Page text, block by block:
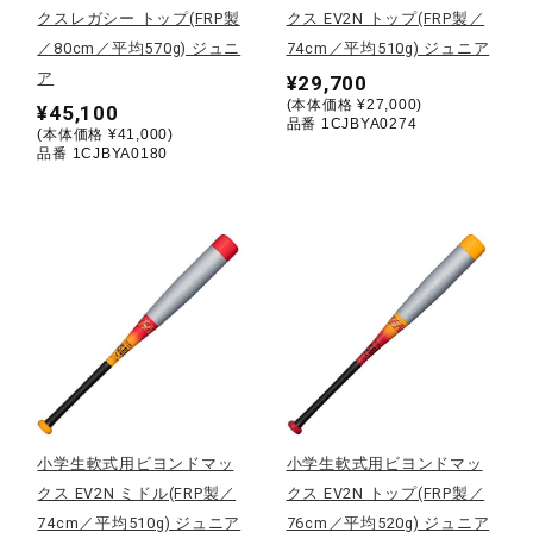
その他
サポート
取扱店一覧
クスレガシー トップ(FRP製
／80cm／平均570g) ジュニ
ア
¥45,100
(本体価格 ¥41,000)
品番 1CJBYA0180
クス EV2N トップ(FRP製／
74cm／平均510g) ジュニア
¥29,700
(本体価格 ¥27,000)
品番 1CJBYA0274
小学生軟式用ビヨンドマッ
クス EV2N ミドル(FRP製／
74cm／平均510g) ジュニア
小学生軟式用ビヨンドマッ
クス EV2N トップ(FRP製／
76cm／平均520g) ジュニア